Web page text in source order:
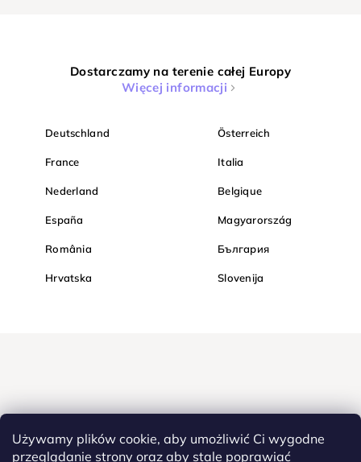
Używamy plików cookie, aby umożliwić Ci wygodne
przeglądanie strony oraz aby stale poprawiać
Dostarczamy na terenie całej Europy
Więcej informacji
Deutschland Österreich
France Italia
Nederland Belgique
España Magyarország
România България
Hrvatska Slovenija